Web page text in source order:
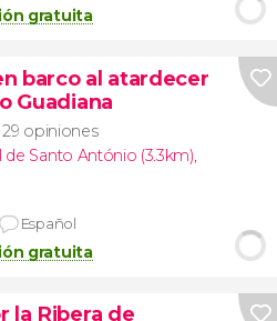
gratuita
barco al atardecer
Guadiana
29 opiniones
de Santo António (3.3km),
Español
gratuita
la Ribera de